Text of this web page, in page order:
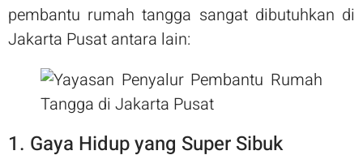
pembantu rumah tangga sangat dibutuhkan di
Jakarta Pusat antara lain:
1. Gaya Hidup yang Super Sibuk